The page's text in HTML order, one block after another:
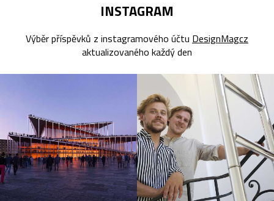
INSTAGRAM
Výběr příspěvků z instagramového účtu DesignMagcz
aktualizovaného každý den